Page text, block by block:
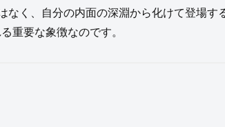
なく、自分の内面の深淵から化けて登場す
重要な象徴なのです。